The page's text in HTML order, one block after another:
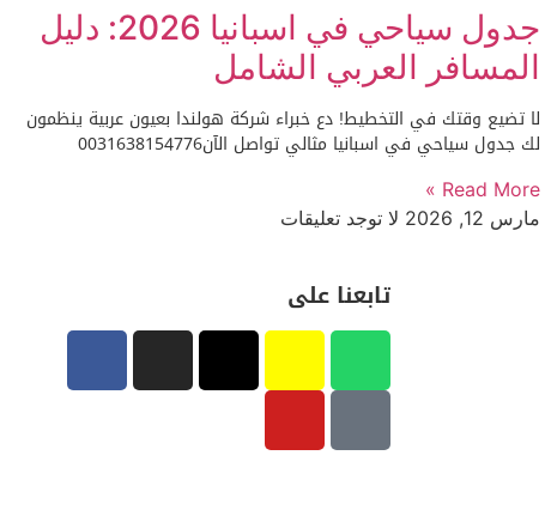
جدول سياحي في اسبانيا 2026: دليل
المسافر العربي الشامل
لا تضيع وقتك في التخطيط! دع خبراء شركة هولندا بعيون عربية ينظمون
لك جدول سياحي في اسبانيا مثالي تواصل الآن0031638154776
Read More »
مارس 12, 2026
لا توجد تعليقات
تابعنا على